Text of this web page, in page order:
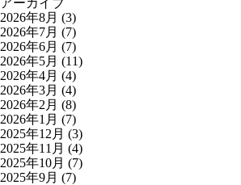
2026年8月 (3)
2026年7月 (7)
2026年6月 (7)
2026年5月 (11)
2026年4月 (4)
2026年3月 (4)
2026年2月 (8)
2026年1月 (7)
2025年12月 (3)
2025年11月 (4)
2025年10月 (7)
2025年9月 (7)